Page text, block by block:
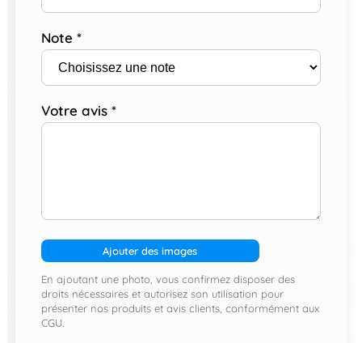
Note *
Votre avis *
Ajouter des images
En ajoutant une photo, vous confirmez disposer des
droits nécessaires et autorisez son utilisation pour
présenter nos produits et avis clients, conformément aux
CGU.